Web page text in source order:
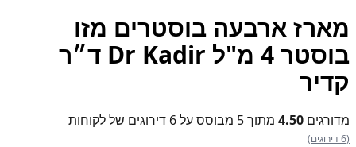
מארז ארבעה בוסטרים מזו
בוסטר 4 מ"ל Dr Kadir ד״ר
קדיר
מדורגים 4.50 מתוך 5 מבוסס על 6 דירוגים של לקוחות
(6 דירוגים)